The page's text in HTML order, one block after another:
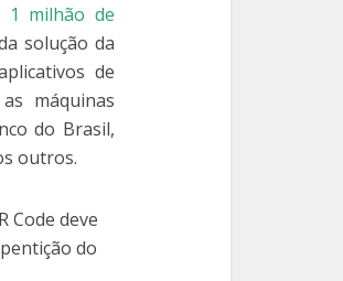
1 milhão de
solução da
de
máquinas
do Brasil,
outros.
Code deve
do